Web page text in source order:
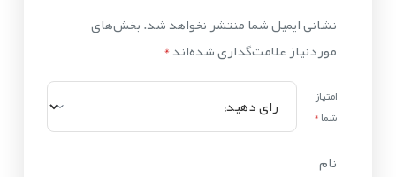
نشانی ایمیل شما منتشر نخواهد شد.بخش‌های
موردنیاز علامت‌گذاری شده‌اند*
امتیاز
شما*
نام